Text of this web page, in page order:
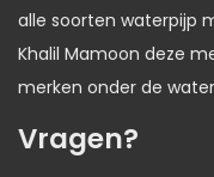
alle soorten waterpijp
Khalil Mamoon deze
merken onder de
Vragen?